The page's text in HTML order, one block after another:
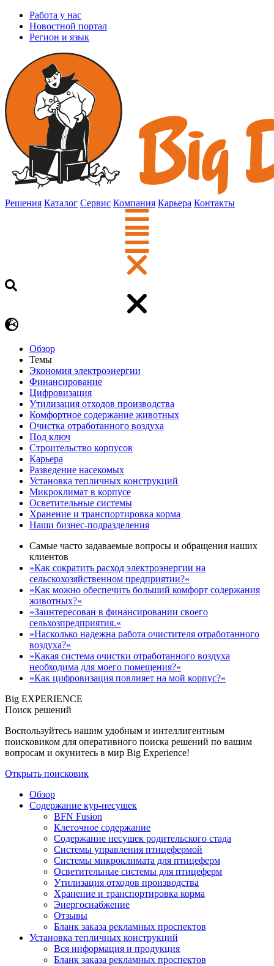
Работа у нас
Новостной портал
Регион и язык
Решения Каталог Сервис Компания Карьера Контакты
Обзор
Темы
Экономия электроэнергии
Финансирование
Цифровизация
Утилизация отходов производства
Комфортное содержание животных
Очистка отработанного воздуха
Под ключ
Строительство корпусов
Карьера
Разведение насекомых
Установка тепличных конструкций
Микроклимат в корпусе
Осветительные системы
Хранение и транспортировка корма
Наши бизнес-подразделения
Самые часто задаваемые вопросы и обращения наших
клиентов
»Как сократить расход электроэнергии на
сельскохозяйственном предприятии?«
»Как можно обеспечить больший комфорт содержания
животных?«
»Заинтересован в финансировании своего
сельхозпредприятия.«
»Насколько надежна работа очистителя отработанного
воздуха?«
»Какая система очистки отработанного воздуха
необходима для моего помещения?«
»Как цифровизация повлияет на мой корпус?«
Big EXPERIENCE
Поиск решений
Воспользуйтесь нашим удобным и интеллигентным
поисковиком для оперативного поиска решений по вашим
вопросам и окунитесь в мир Big Experience!
Открыть поисковик
Обзор
Содержание кур-несушек
BFN Fusion
Клеточное содержание
Содержание несушек родительского стада
Системы управления птицефермой
Системы микроклимата для птицеферм
Осветительные системы для птицеферм
Утилизация отходов производства
Хранение и транспортировка корма
Энергоснабжение
Отзывы
Бланк заказа рекламных проспектов
Установка тепличных конструкций
Вся информация и продукция
Бланк заказа рекламных проспектов